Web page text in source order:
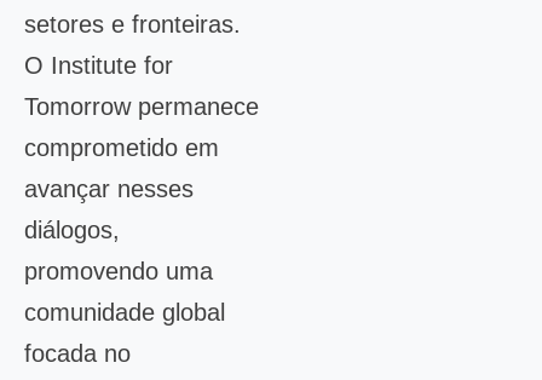
setores e fronteiras.
O Institute for
Tomorrow permanece
comprometido em
avançar nesses
diálogos,
promovendo uma
comunidade global
focada no